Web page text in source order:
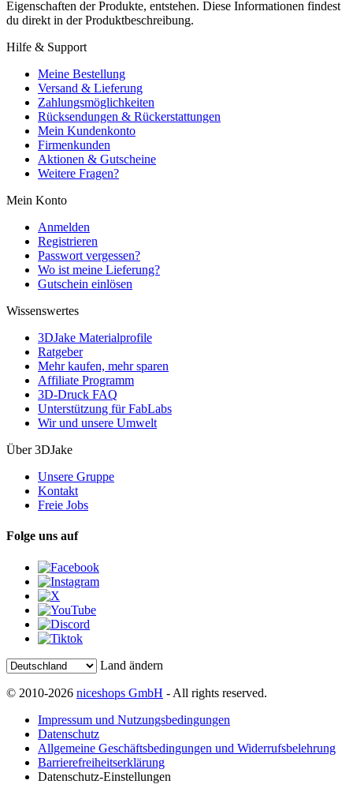
Eigenschaften der Produkte, entstehen. Diese Informationen findest
du direkt in der Produktbeschreibung.
Hilfe & Support
Meine Bestellung
Versand & Lieferung
Zahlungsmöglichkeiten
Rücksendungen & Rückerstattungen
Mein Kundenkonto
Firmenkunden
Aktionen & Gutscheine
Weitere Fragen?
Mein Konto
Anmelden
Registrieren
Passwort vergessen?
Wo ist meine Lieferung?
Gutschein einlösen
Wissenswertes
3DJake Materialprofile
Ratgeber
Mehr kaufen, mehr sparen
Affiliate Programm
3D-Druck FAQ
Unterstützung für FabLabs
Wir und unsere Umwelt
Über 3DJake
Unsere Gruppe
Kontakt
Freie Jobs
Folge uns auf
Land ändern
© 2010-2026 niceshops GmbH - All rights reserved.
Impressum und Nutzungsbedingungen
Datenschutz
Allgemeine Geschäftsbedingungen und Widerrufsbelehrung
Barrierefreiheitserklärung
Datenschutz-Einstellungen